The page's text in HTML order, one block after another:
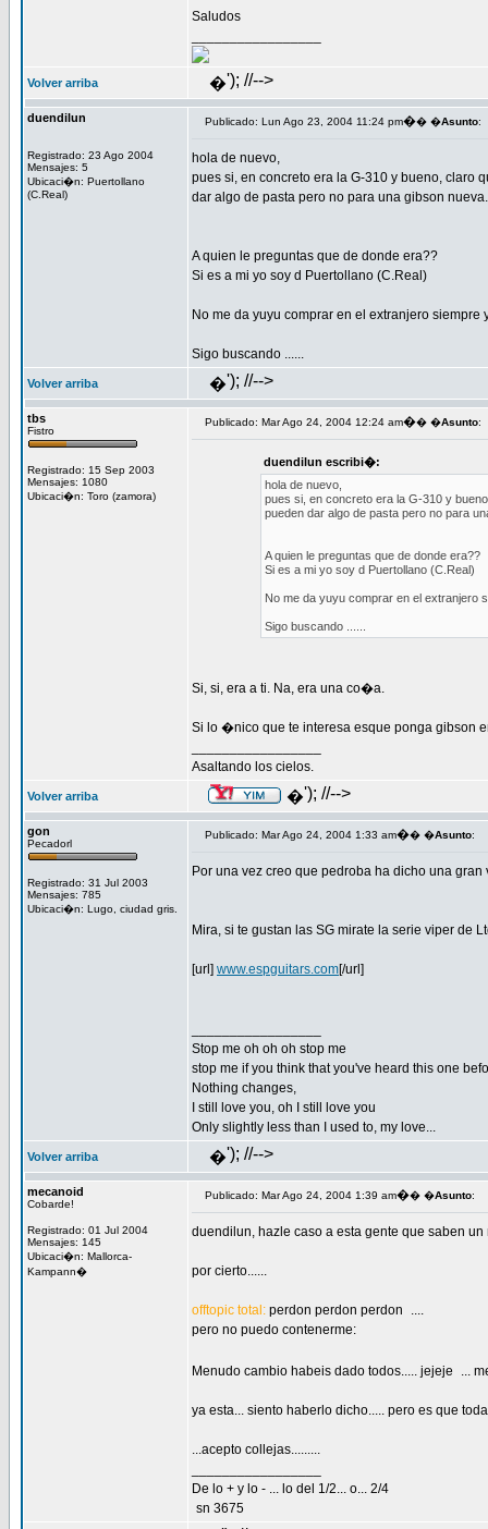
Saludos
Volver arriba �'); //-->
duendilun
Registrado: 23 Ago 2004
Mensajes: 5
Ubicaci�n: Puertollano
(C.Real)
Publicado: Lun Ago 23, 2004 11:24 pm�� �Asunto:
hola de nuevo,
pues si, en concreto era la G-310 y bueno,
dar algo de pasta pero no para una gibson
A quien le preguntas que de donde era??
Si es a mi yo soy d Puertollano (C.Real)
No me da yuyu comprar en el extranjero
Sigo buscando ......
Volver arriba �'); //-->
tbs
Fistro
Registrado: 15 Sep 2003
Mensajes: 1080
Ubicaci�n: Toro (zamora)
Publicado: Mar Ago 24, 2004 12:24 am�� �Asunto:
duendilun escribi�:
hola de nuevo,
pues si, en concreto era la G-310 y
pueden dar algo de pasta pero no para
A quien le preguntas que de donde era??
Si es a mi yo soy d Puertollano (C.Real)
No me da yuyu comprar en el extranjero
Sigo buscando ......
Si, si, era a ti. Na, era una co�a.
Si lo �nico que te interesa esque ponga gibson
Asaltando los cielos.
Volver arriba �'); //-->
gon
Pecadorl
Registrado: 31 Jul 2003
Mensajes: 785
Ubicaci�n: Lugo, ciudad gris.
Publicado: Mar Ago 24, 2004 1:33 am�� �Asunto:
Por una vez creo que pedroba ha dicho una gran
Mira, si te gustan las SG mirate la serie viper
[url] www.espguitars.com[/url]
Stop me oh oh oh stop me
stop me if you think that you've heard this one
Nothing changes,
I still love you, oh I still love you
Only slightly less than I used to, my love...
Volver arriba �'); //-->
mecanoid
Cobarde!
Registrado: 01 Jul 2004
Mensajes: 145
Ubicaci�n: Mallorca-
Kampann�
Publicado: Mar Ago 24, 2004 1:39 am�� �Asunto:
duendilun, hazle caso a esta gente que saben
por cierto......
offtopic total: perdon perdon perdon
....
pero no puedo contenerme:
Menudo cambio habeis dado todos..... jejeje ...
ya esta... siento haberlo dicho..... pero es que
...acepto collejas.........
De lo + y lo - ... lo del 1/2... o... 2/4
sn 3675